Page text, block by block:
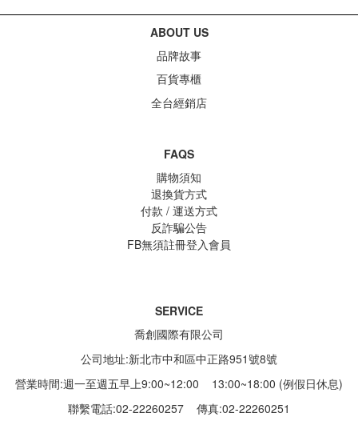
ABOUT US
品牌故事
百貨專櫃
全台經銷店
FAQS
購物須知
退換貨方式
付款 / 運送方式
反詐騙公告
FB無須註冊登入會員
SERVICE
喬創國際有限公司
公司地址:新北市中和區中正路951號8號
營業時間:週一至週五早上9:00~12:00 13:00~18:00 (例假日休息)
聯繫電話:02-22260257 傳真:02-22260251